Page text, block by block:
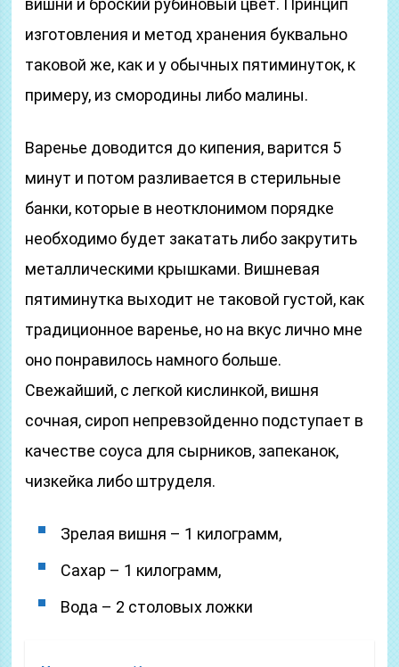
вишни и броский рубиновый цвет. Принцип
изготовления и метод хранения буквально
таковой же, как и у обычных пятиминуток, к
примеру, из смородины либо малины.
Варенье доводится до кипения, варится 5
минут и потом разливается в стерильные
банки, которые в неотклонимом порядке
необходимо будет закатать либо закрутить
металлическими крышками. Вишневая
пятиминутка выходит не таковой густой, как
традиционное варенье, но на вкус лично мне
оно понравилось намного больше.
Свежайший, с легкой кислинкой, вишня
сочная, сироп непревзойденно подступает в
качестве соуса для сырников, запеканок,
чизкейка либо штруделя.
Зрелая вишня – 1 килограмм,
Сахар – 1 килограмм,
Вода – 2 столовых ложки